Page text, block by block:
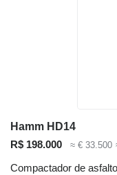
Hamm HD14
R$ 198.000
≈ € 33.500
Compactador de asfalto